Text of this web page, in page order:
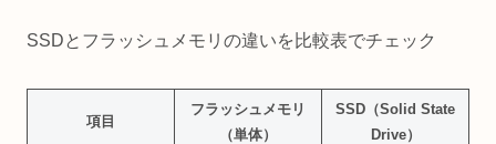
SSDとフラッシュメモリの違いを比較表でチェック
項目
フラッシュメモリ
（単体）
SSD（Solid State
Drive）